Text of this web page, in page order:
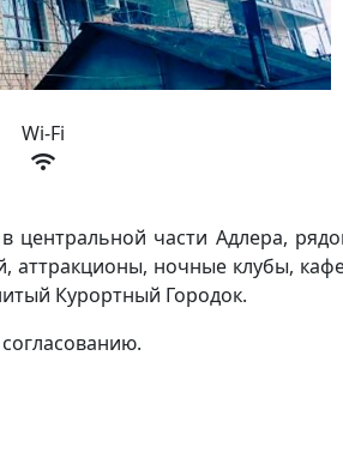
Wi-Fi
центральной части Адлера,
аттракционы, ночные клубы,
Курортный Городок.